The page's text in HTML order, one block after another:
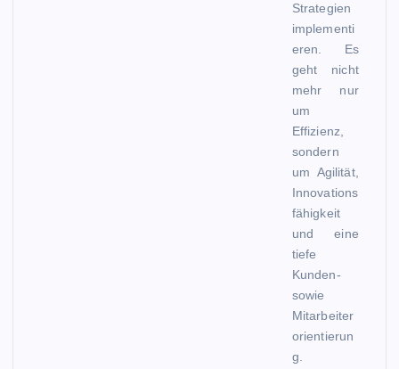
Strategien
implementi
eren. Es
geht nicht
mehr nur
um
Effizienz,
sondern
um Agilität,
Innovations
fähigkeit
und eine
tiefe
Kunden-
sowie
Mitarbeiter
orientierun
g.